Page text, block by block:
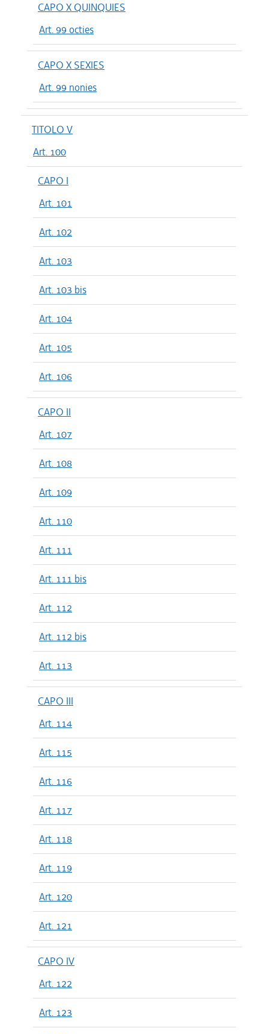
CAPO X QUINQUIES
Art. 99 octies
CAPO X SEXIES
Art. 99 nonies
TITOLO V
Art. 100
CAPO I
Art. 101
Art. 102
Art. 103
Art. 103 bis
Art. 104
Art. 105
Art. 106
CAPO II
Art. 107
Art. 108
Art. 109
Art. 110
Art. 111
Art. 111 bis
Art. 112
Art. 112 bis
Art. 113
CAPO III
Art. 114
Art. 115
Art. 116
Art. 117
Art. 118
Art. 119
Art. 120
Art. 121
CAPO IV
Art. 122
Art. 123